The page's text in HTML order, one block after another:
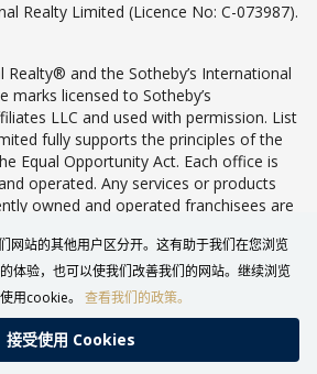
Realty Limited (Licence No: C-073987).
Realty® and the Sotheby’s International
marks licensed to Sotheby’s
LLC and used with permission. List
fully supports the principles of the
Equal Opportunity Act. Each office is
operated. Any services or products
owned and operated franchisees are
LLC nor any of its affiliated
WHATSAPP
网站的其他用户区分开。这有助于我们在您浏览
体验，也可以使我们改善我们的网站。继续浏览
用cookie。 查看我们的政策。
接受使⽤ Cookies